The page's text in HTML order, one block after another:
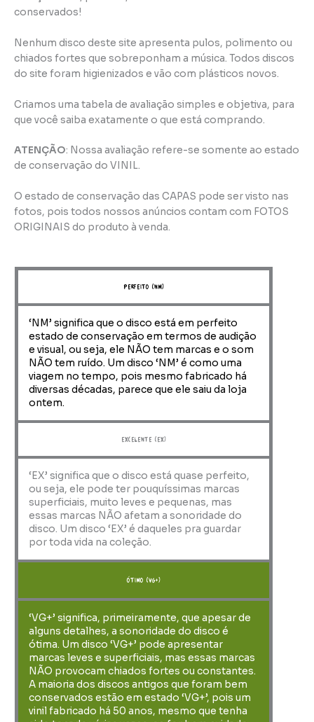
conservados!
Nenhum disco deste site apresenta pulos, polimento ou
chiados fortes que sobreponham a música. Todos discos
do site foram higienizados e vão com plásticos novos.
Criamos uma tabela de avaliação simples e objetiva, para
que você saiba exatamente o que está comprando.
ATENÇÃO: Nossa avaliação refere-se somente ao estado
de conservação do VINIL.
O estado de conservação das CAPAS pode ser visto nas
fotos, pois todos nossos anúncios contam com FOTOS
ORIGINAIS do produto à venda.
perfeito (NM)
‘NM’ significa que o disco está em perfeito
estado de conservação em termos de audição
e visual, ou seja, ele NÃO tem marcas e o som
NÃO tem ruído. Um disco ‘NM’ é como uma
viagem no tempo, pois mesmo fabricado há
diversas décadas, parece que ele saiu da loja
ontem.
Excelente (EX)
‘EX’ significa que o disco está quase perfeito,
ou seja, ele pode ter pouquíssimas marcas
superficiais, muito leves e pequenas, mas
essas marcas NÃO afetam a sonoridade do
disco. Um disco ‘EX’ é daqueles pra guardar
por toda vida na coleção.
ótimo (VG+)
‘VG+’ significa, primeiramente, que apesar de
alguns detalhes, a sonoridade do disco é
ótima. Um disco ‘VG+’ pode apresentar
marcas leves e superficiais, mas essas marcas
NÃO provocam chiados fortes ou constantes.
A maioria dos discos antigos que foram bem
conservados estão em estado ‘VG+’, pois um
vinil fabricado há 50 anos, mesmo que tenha